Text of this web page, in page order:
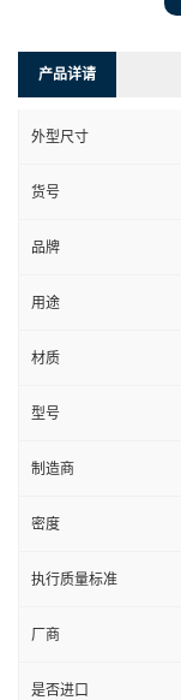
产品详请
外型尺寸
货号
品牌
用途
材质
型号
制造商
密度
执行质量标准
厂商
是否进口